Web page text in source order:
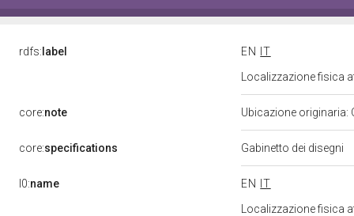
rdfs: label EN
IT
Localizzazione fisica
core:note Ubicazione originaria:
core:specifications Gabinetto dei disegni
l0:name EN
IT
Localizzazione fisica